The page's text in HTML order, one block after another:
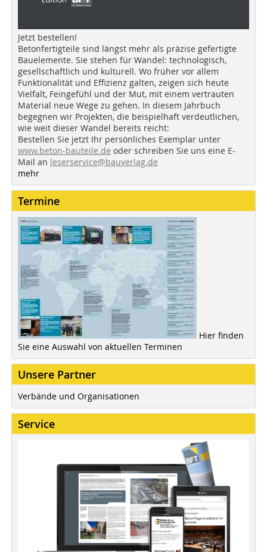
Jetzt bestellen!
Betonfertigteile sind längst mehr als präzise gefertigte
Bauelemente. Sie stehen für Wandel: technologisch,
gesellschaftlich und kulturell. Wo früher vor allem
Funktionalität und Effizienz galten, zeigen sich heute
Vielfalt, Feingefühl und der Mut, mit einem vertrauten
Material neue Wege zu gehen. In diesem Jahrbuch
begegnen wir Projekten, die beispielhaft verdeutlichen,
wie weit dieser Wandel bereits reicht:
Bestellen Sie jetzt Ihr persönliches Exemplar unter
www.beton-bauteile.de oder schreiben Sie uns eine E-
Mail an leserservice@bauverlag.de
mehr
Termine
Hier finden
Sie eine Auswahl von aktuellen Terminen
Unsere Partner
Verbände und Organisationen
Service